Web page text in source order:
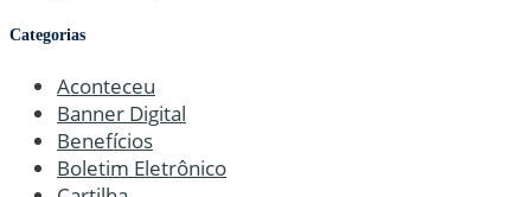
Categorias
Aconteceu
Banner Digital
Benefícios
Boletim Eletrônico